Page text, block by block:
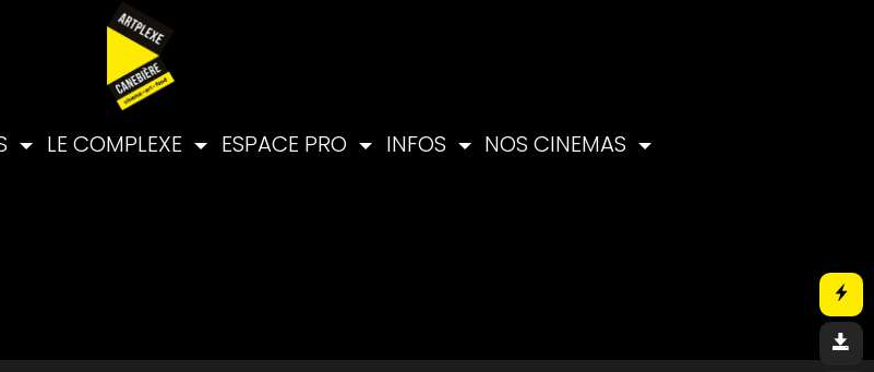
LE COMPLEXE ESPACE PRO INFOS NOS CINEMAS